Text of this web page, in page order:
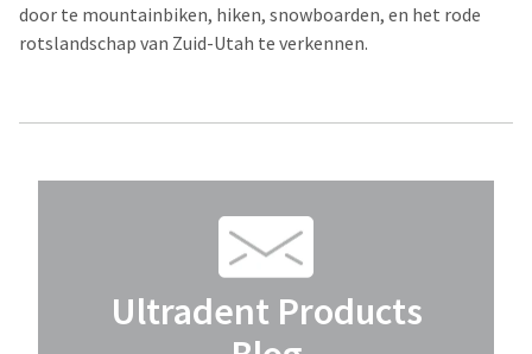
door te mountainbiken, hiken, snowboarden, en het rode
rotslandschap van Zuid-Utah te verkennen.
Ultradent Products